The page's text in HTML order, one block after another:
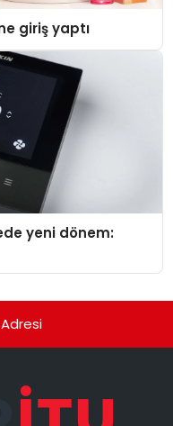
giriş yaptı
yeni dönem: